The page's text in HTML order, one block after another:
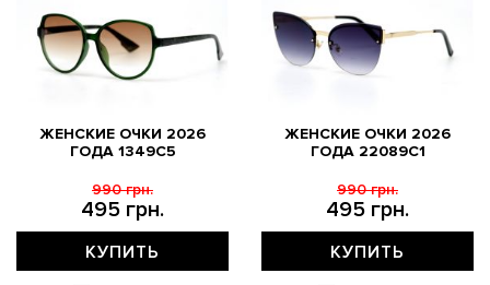
ЖЕНСКИЕ ОЧКИ 2026
ГОДА 1349C5
495 грн.
990 грн.
КУПИТЬ
ЖЕНСКИЕ ОЧКИ 2026
ГОДА 22089C1
495 грн.
990 грн.
КУПИТЬ